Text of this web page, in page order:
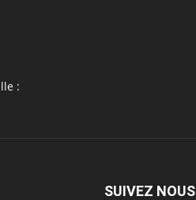
:
SUIVEZ NOUS